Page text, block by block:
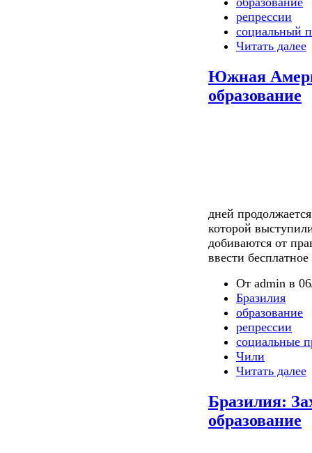
репрессии
социальный
Читать далее
Южная
образование
дней
которой
добиваются от
ввести
От admin в
Бразилия
образование
репрессии
социальные
Чили
Читать далее
Бразилия:
образование